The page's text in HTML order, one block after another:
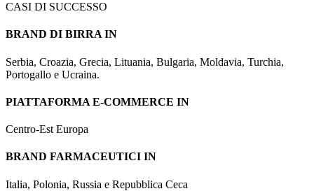
CASI DI SUCCESSO
BRAND DI BIRRA IN
Serbia, Croazia, Grecia, Lituania, Bulgaria, Moldavia, Turchia,
Portogallo e Ucraina.
PIATTAFORMA E-COMMERCE IN
Centro-Est Europa
BRAND FARMACEUTICI IN
Italia, Polonia, Russia e Repubblica Ceca